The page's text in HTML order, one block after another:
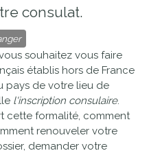
consulat.
souhaitez vous faire
établis hors de France
pays de votre lieu de
l'inscription consulaire.
cette formalité, comment
renouveler votre
demander votre